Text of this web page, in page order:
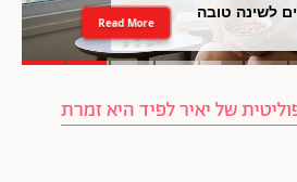
החצאית של
הלוקים
Read More
של יאיר לפיד היא זמרת